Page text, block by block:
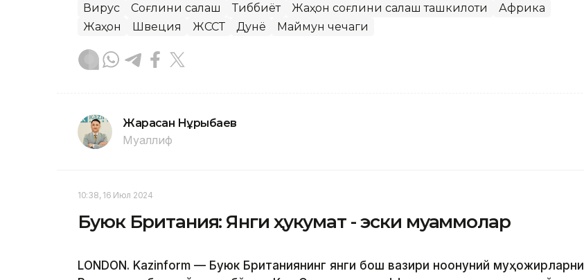
Вирус Соғлиқни сақлаш Тиббиёт Жаҳон соғлиқни сақлаш ташкилоти
Африка
Жаҳон
Швеция ЖССТ Дунё Маймун чечаги
Жарасқан Нұрыбаев
Муаллиф
10:38, 16 Июл 2024
Буюк Британия: Янги ҳукумат - эски муаммолар
LONDON. Kazinform — Буюк Британиянинг янги бош вазири ноқонуний муҳожирларни